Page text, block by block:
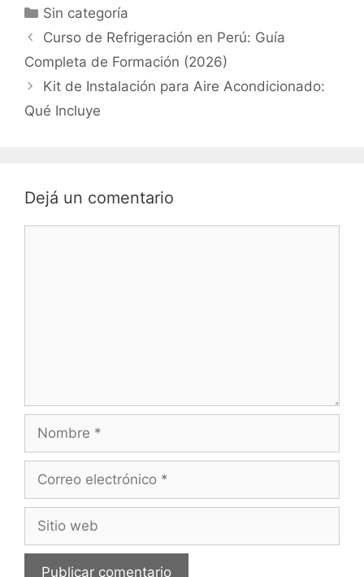
Categorías
Sin categoría
Curso de Refrigeración en Perú: Guía
Completa de Formación (2026)
Kit de Instalación para Aire Acondicionado:
Qué Incluye
Dejá un comentario
Nombre
Correo
Sitio